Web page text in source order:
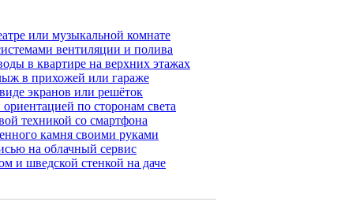
или музыкальной комнате
вентиляции и полива
в квартире на верхних этажах
в прихожей или гараже
экранов или решёток
по сторонам света
техникой со смартфона
камня своими руками
на облачный сервис
и шведской стенкой на даче